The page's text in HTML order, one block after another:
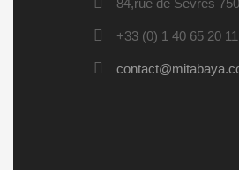
84,rue de Sèvres
+33 (0) 1 40 65 20 11